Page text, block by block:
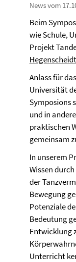
News vom
Beim
wie Schule,
Projekt
Hegenscheidt
Anlass für
Universität
Symposions
und in
praktischen
gemeinsam
In unserem
Wissen
der
Bewegung
Potenziale
Bedeutung
Entwicklung
Unterricht